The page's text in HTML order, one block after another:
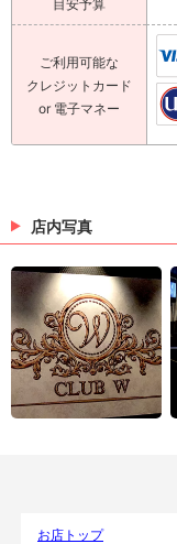
目安予算
ご利用可能な
クレジットカード
or 電子マネー
店内写真
お店トップ